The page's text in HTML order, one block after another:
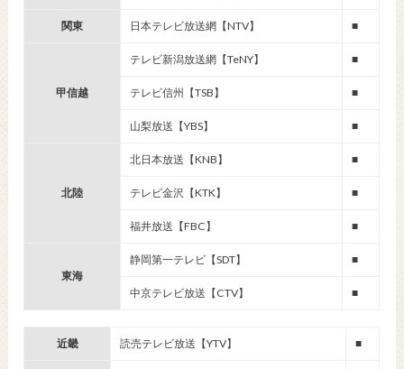
関東 日本テレビ放送網【NTV】 ■
甲信越
テレビ新潟放送網【TeNY】 ■
テレビ信州【TSB】 ■
山梨放送【YBS】 ■
北陸
北日本放送【KNB】 ■
テレビ金沢【KTK】 ■
福井放送【FBC】 ■
東海
静岡第一テレビ【SDT】 ■
中京テレビ放送【CTV】 ■
近畿 読売テレビ放送【YTV】 ■